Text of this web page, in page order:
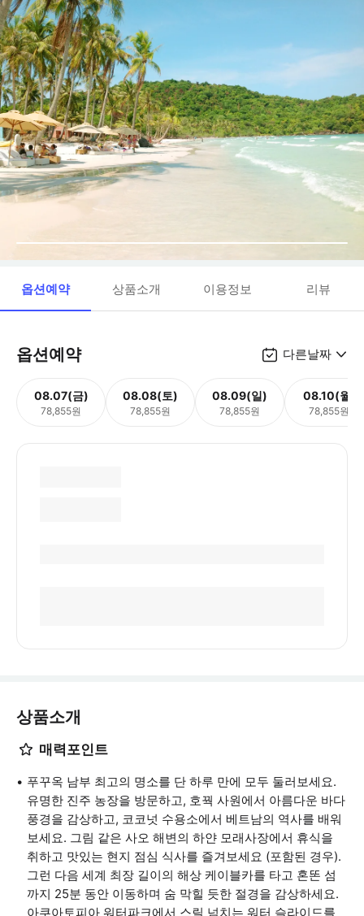
옵션예약 상품소개 이용정보 리뷰
옵션예약 다른날짜
08.07(금)
78,855원
08.08(토)
78,855원
08.09(일)
78,855원
08.10(월)
78,855원
상품소개
매력포인트
푸꾸옥 남부 최고의 명소를 단 하루 만에 모두 둘러보세요.
유명한 진주 농장을 방문하고, 호꿕 사원에서 아름다운 바다
풍경을 감상하고, 코코넛 수용소에서 베트남의 역사를 배워
보세요. 그림 같은 사오 해변의 하얀 모래사장에서 휴식을
취하고 맛있는 현지 점심 식사를 즐겨보세요 (포함된 경우).
그런 다음 세계 최장 길이의 해상 케이블카를 타고 혼똔 섬
까지 25분 동안 이동하며 숨 막힐 듯한 절경을 감상하세요.
아쿠아토피아 워터파크에서 스릴 넘치는 워터 슬라이드를